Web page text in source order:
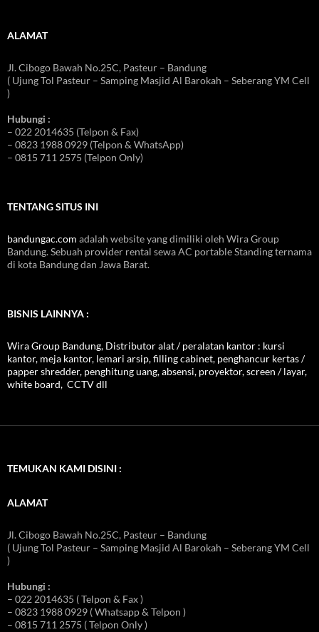
ALAMAT
Jl. Cibogo Bawah No.25C, Pasteur – Bandung
( Ujung Tol Pasteur – Samping Masjid Al Barokah – Seberang YM Cell
)
Hubungi :
– 022 2014635 (Telpon & Fax)
– 0823 1988 0929 (Telpon & WhatsApp)
– 0815 711 2575 (Telpon Only)
TENTANG SITUS INI
bandungac.com adalah website yang dimiliki oleh Wira Group
Bandung. Sebuah provider rental sewa AC portable Standing ternama
di kota Bandung dan Jawa Barat.
BISNIS LAINNYA :
Wira Group Bandung, Distributor alat / peralatan kantor : kursi
kantor, meja kantor, lemari arsip, filling cabinet, penghancur kertas /
papper shredder, penghitung uang, absensi, proyektor, screen / layar,
white board, CCTV dll
TEMUKAN KAMI DISINI :
ALAMAT
Jl. Cibogo Bawah No.25C, Pasteur – Bandung
( Ujung Tol Pasteur – Samping Masjid Al Barokah – Seberang YM Cell
)
Hubungi :
– 022 2014635 ( Telpon & Fax )
– 0823 1988 0929 ( Whatsapp & Telpon )
– 0815 711 2575 ( Telpon Only )